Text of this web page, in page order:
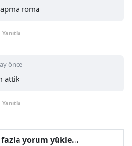
roma
Yanıtla
önce
attik
Yanıtla
fazla yorum yükle...